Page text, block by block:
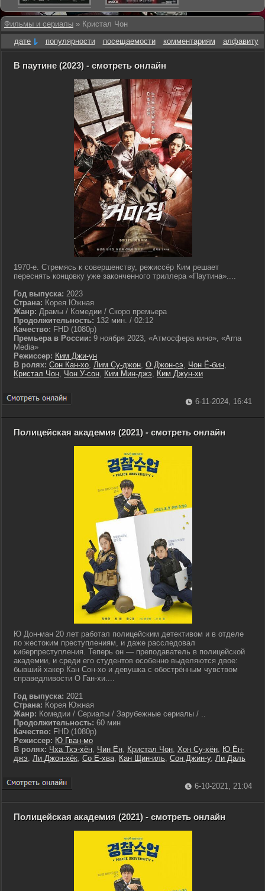
Фильмы и сериалы » Кристал Чон
дате
популярности посещаемости комментариям алфавиту
В паутине (2023) - смотреть онлайн
1970-е. Стремясь к совершенству, режиссёр Ким решает
переснять концовку уже законченного триллера «Паутина»....
Год выпуска: 2023
Страна: Корея Южная
Жанр: Драмы / Комедии / Скоро премьера
Продолжительность: 132 мин. / 02:12
Качество: FHD (1080p)
Премьера в России: 9 ноября 2023, «Атмосфера кино», «Arna
Media»
Режиссер: Ким Джи-ун
В ролях: Сон Кан-хо, Лим Су-джон, О Джон-сэ, Чон Ё-бин,
Кристал Чон, Чон У-сон, Ким Мин-джэ, Ким Джун-хи
6-11-2024, 16:41
Полицейская академия (2021) - смотреть онлайн
Ю Дон-ман 20 лет работал полицейским детективом и в отделе
по жестоким преступлениям, и даже расследовал
киберпреступления. Теперь он — преподаватель в полицейской
академии, и среди его студентов особенно выделяются двое:
бывший хакер Кан Сон-хо и девушка с обострённым чувством
справедливости О Ган-хи....
Год выпуска: 2021
Страна: Корея Южная
Жанр: Комедии / Сериалы / Зарубежные сериалы / ..
Продолжительность: 60 мин
Качество: FHD (1080p)
Режиссер: Ю Гван-мо
В ролях: Чха Тхэ-хён, Чин Ён, Кристал Чон, Хон Су-хён, Ю Ён-
джэ, Ли Джон-хёк, Со Е-хва, Кан Щин-иль, Сон Джин-у, Ли Даль
6-10-2021, 21:04
Полицейская академия (2021) - смотреть онлайн